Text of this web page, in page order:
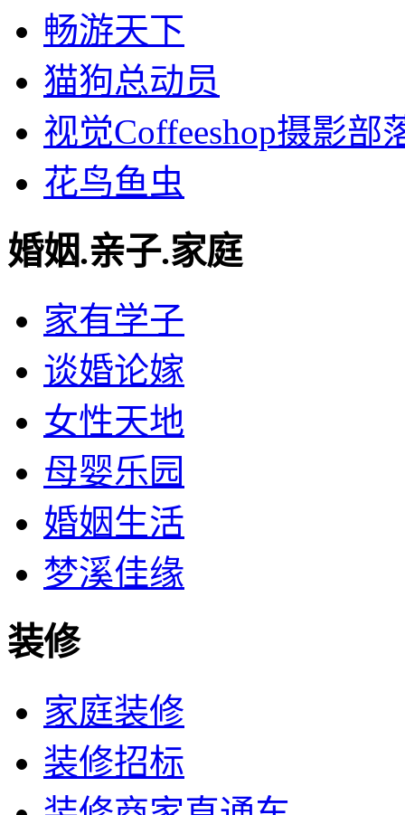
畅游天下
猫狗总动员
视觉Coffeeshop摄影部
花鸟鱼虫
婚姻.亲子.家庭
家有学子
谈婚论嫁
女性天地
母婴乐园
婚姻生活
梦溪佳缘
装修
家庭装修
装修招标